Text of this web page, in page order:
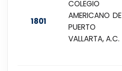
1801
COLEGIO
AMERICANO DE
PUERTO
VALLARTA, A.C.